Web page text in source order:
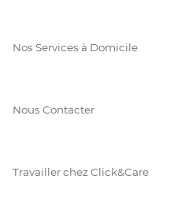
Nos Services à Domicile
Nous Contacter
Travailler chez Click&Care